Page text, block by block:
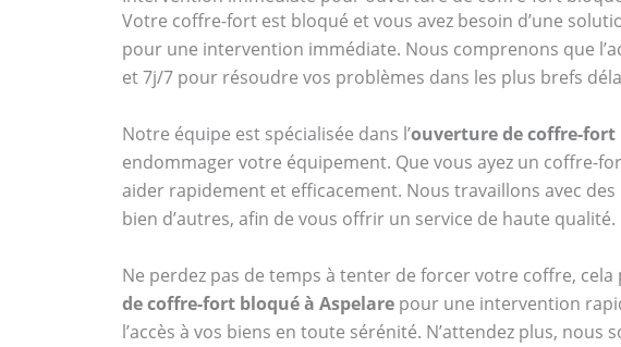
Votre coffre-fort est bloqué et vous avez besoin d’une
pour une intervention immédiate. Nous comprenons que
et 7j/7 pour résoudre vos problèmes dans les plus brefs
Notre équipe est spécialisée dans l’ouverture de coffre-fort
endommager votre équipement. Que vous ayez un coffre-
aider rapidement et efficacement. Nous travaillons avec
bien d’autres, afin de vous offrir un service de haute qualité.
Ne perdez pas de temps à tenter de forcer votre coffre,
de coffre-fort bloqué à Aspelare pour une intervention
l’accès à vos biens en toute sérénité. N’attendez plus,